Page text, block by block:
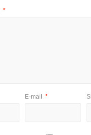
*
E-mail *